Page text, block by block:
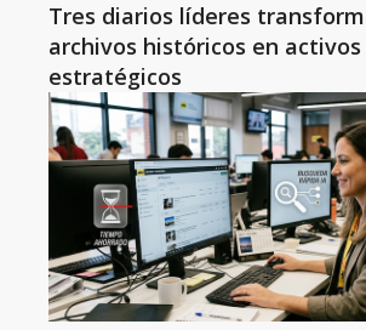
Tres diarios líderes
archivos históricos en activos
estratégicos